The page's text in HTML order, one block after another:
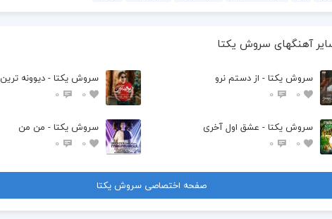
  یه عمر عاشقی کردم
آهنگهای سروش یکتا
سروش یکتا - از دستم نرو
0
0
سروش یکتا - دیوونه ترین
0
0
سروش یکتا - عشق اول آخری
0
0
سروش یکتا - من من
0
0
صفحه اختصاصی سروش یکتا